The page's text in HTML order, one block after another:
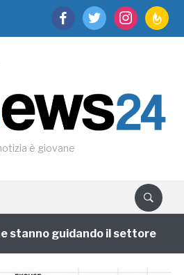
facebooktwitter instagram
è giovane
guidando il settore